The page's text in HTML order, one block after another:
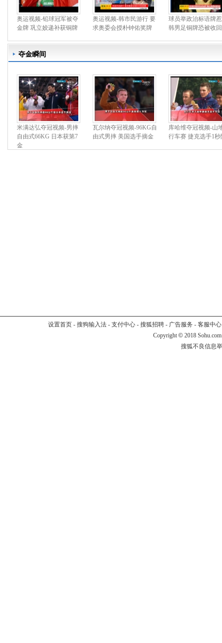
奥运视频-铅球冠军被夺
金牌 巩立姣递补获铜牌
奥运视频-韩市民游行 要
求奥委会授朴钟佑奖牌
球员举政治标语牌
韩男足铜牌恐被收回
夺金瞬间
米满达弘夺冠视频-男摔
自由式66KG 日本获第7
金
瓦尔纳夺冠视频-96KG自
由式男摔 美国选手摘金
库哈维夺冠视频-山
行车赛 捷克选手1秒
设置首页- 搜狗输入法- 支付中心- 搜狐招聘- 广告服务 - 客服中心
Copyright © 2018
搜狐不良信息